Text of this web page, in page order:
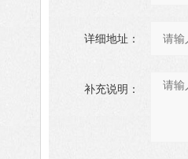
详细地址：
补充说明：